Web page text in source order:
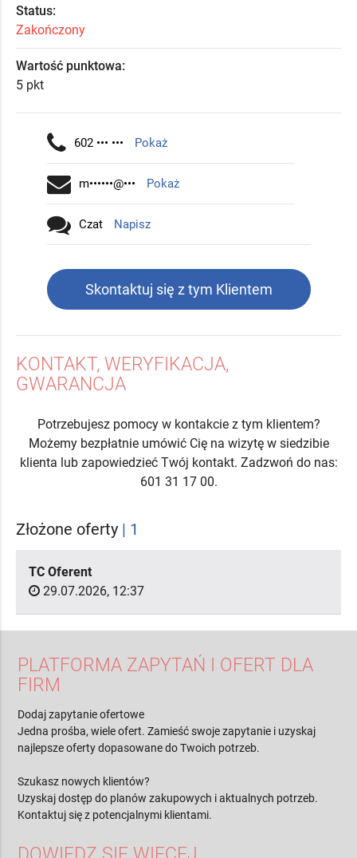
Status:
Zakończony
Wartość punktowa:
5 pkt
602 ••• ••• Pokaż
m••••••@••• Pokaż
Czat Napisz
Skontaktuj się z tym Klientem
KONTAKT, WERYFIKACJA,
GWARANCJA
Potrzebujesz pomocy w kontakcie z tym klientem?
Możemy bezpłatnie umówić Cię na wizytę w siedzibie
klienta lub zapowiedzieć Twój kontakt. Zadzwoń do nas:
601 31 17 00.
Złożone oferty | 1
TC Oferent
29.07.2026, 12:37
PLATFORMA ZAPYTAŃ I OFERT DLA
FIRM
Dodaj zapytanie ofertowe
Jedna prośba, wiele ofert. Zamieść swoje zapytanie i uzyskaj
najlepsze oferty dopasowane do Twoich potrzeb.
Szukasz nowych klientów?
Uzyskaj dostęp do planów zakupowych i aktualnych potrzeb.
Kontaktuj się z potencjalnymi klientami.